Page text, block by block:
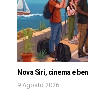
Nova Siri, cinema e
9 Agosto 2026